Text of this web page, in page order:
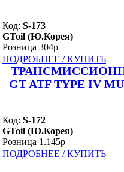
Код: S-173
GToil (Ю.Корея)
Розница 304р
ПОДРОБНЕЕ / КУПИТЬ
GT ATF TYPE IV
Код: S-172
GToil (Ю.Корея)
Розница 1.145р
ПОДРОБНЕЕ / КУПИТЬ